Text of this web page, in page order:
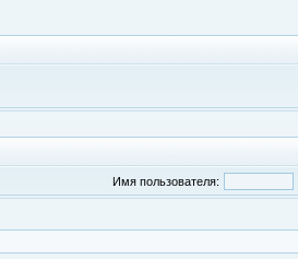
Имя пользователя: